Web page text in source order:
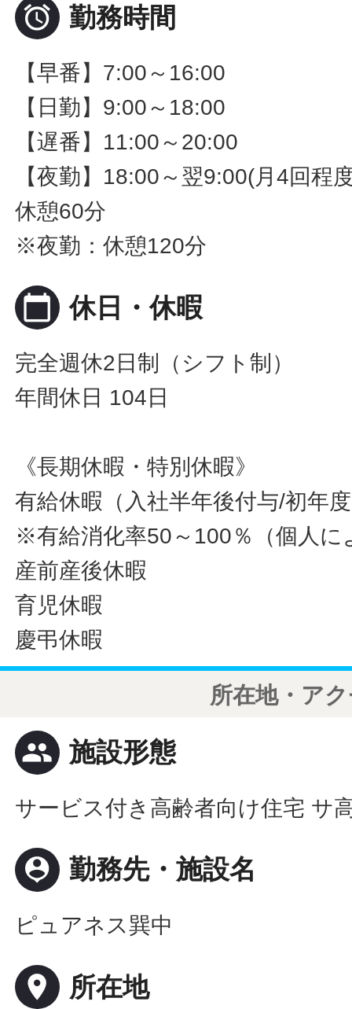
 勤務時間
【早番】7:00～16:00
【日勤】9:00～18:00
【遅番】11:00～20:00
【夜勤】18:00～翌9:00(月4回程
休憩60分
※夜勤：休憩120分
calendar_today 休日・休暇
完全週休2日制（シフト制）
年間休日 104日
《長期休暇・特別休暇》
有給休暇（入社半年後付与/初年
※有給消化率50～100％（個人に
産前産後休暇
育児休暇
慶弔休暇
所在地・ア
people 施設形態
サービス付き高齢者向け住宅 サ
person_pin 勤務先・施設名
ピュアネス巽中
place 所在地